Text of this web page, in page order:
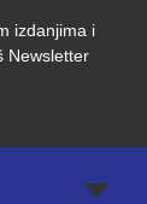
izdanjima i
Newsletter